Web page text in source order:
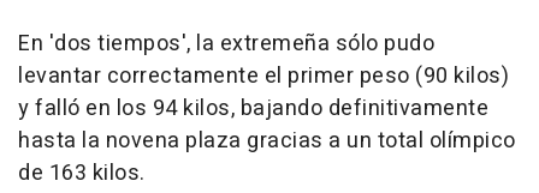
En 'dos tiempos', la extremeña sólo pudo
levantar correctamente el primer peso (90 kilos)
y falló en los 94 kilos, bajando definitivamente
hasta la novena plaza gracias a un total olímpico
de 163 kilos.